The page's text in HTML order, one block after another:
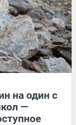
на один с
—